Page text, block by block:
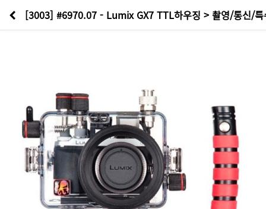
[3003] #6970.07 - Lumix GX7 TTL하우징 > 촬영/통신/특